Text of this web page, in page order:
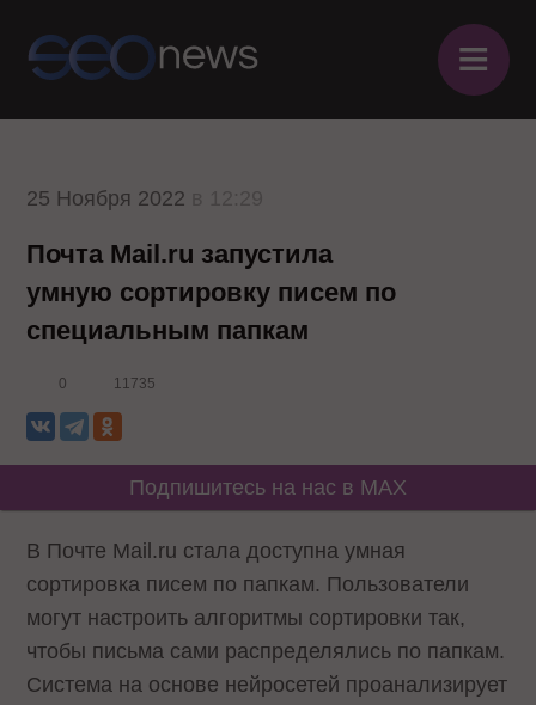
≡
25 Ноября 2022
Почта Mail.ru запустила
умную сортировку писем по
специальным папкам
0 11735
Подпишитесь на нас в MAX
В Почте Mail.ru стала доступна умная
сортировка писем по папкам. Пользователи
могут настроить алгоритмы сортировки так,
чтобы письма сами распределялись по папкам.
Система на основе нейросетей проанализирует